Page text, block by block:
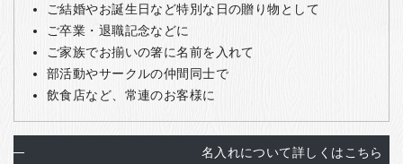
ご結婚やお誕生日など特別な日の贈り物として
ご卒業・退職記念などに
ご家族でお揃いの箸に名前を入れて
部活動やサークルの仲間同士で
飲食店など、常連のお客様に
名入れについて詳しくはこちら